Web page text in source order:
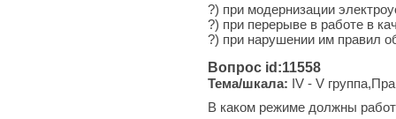
?) при модернизации
?) при перерыве в работе в
?) при нарушении им правил
Вопрос id:11558
Тема/шкала: IV - V
В каком режиме должны